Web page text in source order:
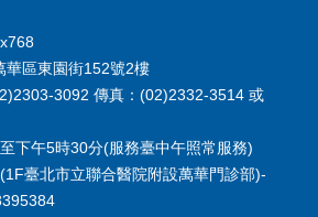
華區東園街152號2樓
3092 傳真：(02)2332-3514 或
下午5時30分(服務臺中午照常服務)
臺北市立聯合醫院附設萬華門診部)-